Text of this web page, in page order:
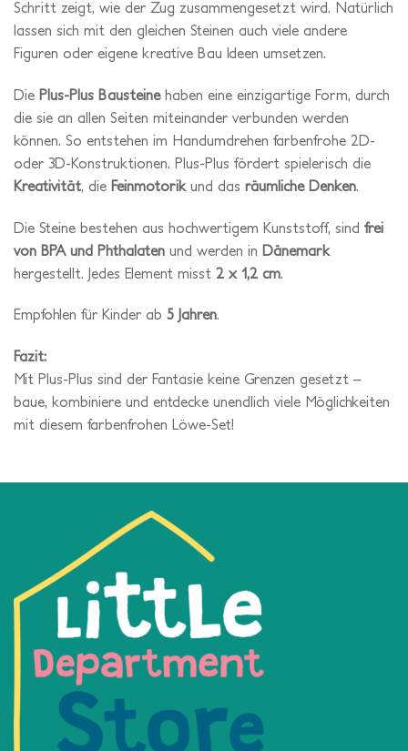
Schritt zeigt, wie der Zug zusammengesetzt wird. Natürlich
lassen sich mit den gleichen Steinen auch viele andere
Figuren oder eigene kreative Bau Ideen umsetzen.
Die Plus-Plus Bausteinehaben eine einzigartige Form, durch
die sie an allen Seiten miteinander verbunden werden
können. So entstehen im Handumdrehen farbenfrohe 2D-
oder 3D-Konstruktionen. Plus-Plus fördert spielerisch die
Kreativität, die Feinmotorikund das räumliche Denken.
Die Steine bestehen aus hochwertigem Kunststoff, sind frei
von BPA und Phthalaten und werden in Dänemark
hergestellt. Jedes Element misst 2 x 1,2 cm
Empfohlen für Kinder ab 5 Jahren.
Fazit:
Mit Plus-Plus sind der Fantasie keine Grenzen gesetzt –
baue, kombiniere und entdecke unendlich viele Möglichkeiten
mit diesem farbenfrohen Löwe-Set!